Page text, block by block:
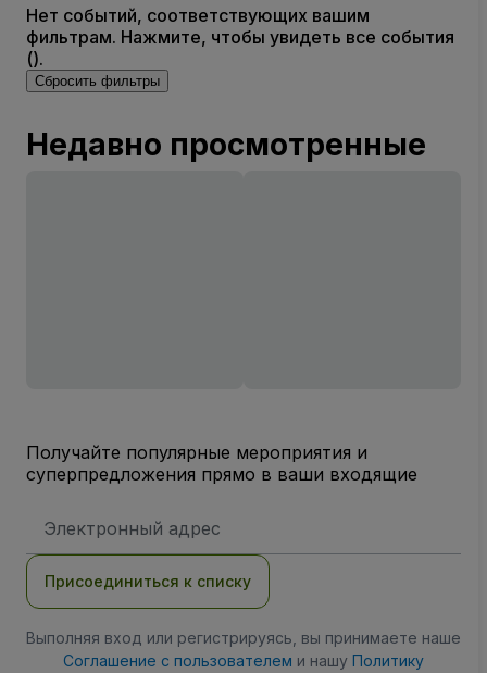
Нет событий, соответствующих вашим
фильтрам. Нажмите, чтобы увидеть все события
().
Сбросить фильтры
Недавно просмотренные
Получайте популярные мероприятия и
суперпредложения прямо в ваши входящие
электронной
Присоединиться к списку
Выполняя вход или регистрируясь, вы принимаете наше
Соглашение с пользователем и нашу Политику